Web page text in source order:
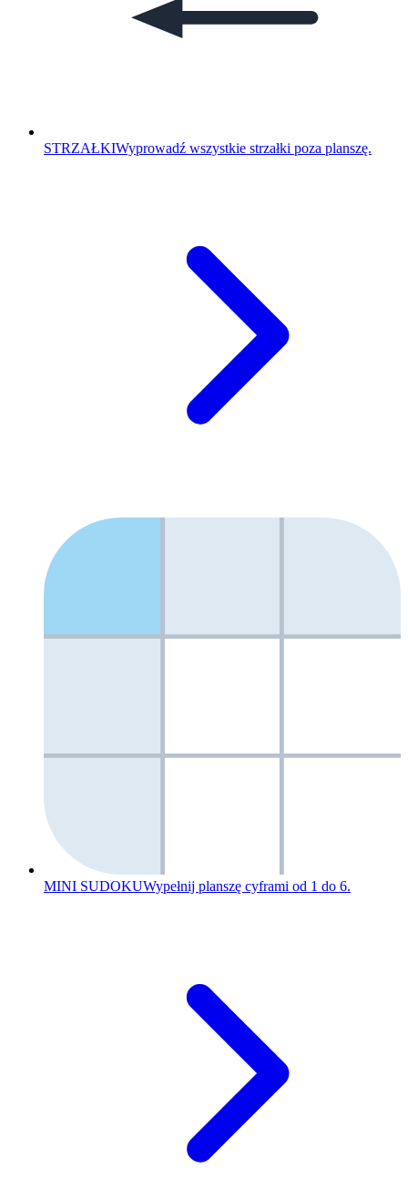
STRZAŁKIWyprowadź wszystkie strzałki poza planszę.
MINI SUDOKUWypełnij planszę cyframi od 1 do 6.